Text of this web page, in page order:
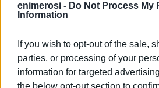
enimerosi - Do Not Process My
Information
If you wish to opt-out of the sale,
parties, or processing of your
information for targeted
the below opt-out section to
Συνδρομητές στο